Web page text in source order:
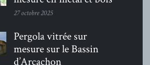
27 octobre 2025
Pergola vitrée sur
mesure sur le Bassin
d’Arcachon